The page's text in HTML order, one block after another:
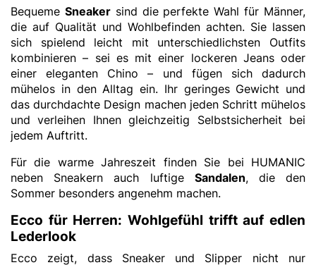
Bequeme Sneakersind die perfekte Wahl für Männer,
die auf Qualität und Wohlbefinden achten. Sie lassen
sich spielend leicht mit unterschiedlichsten Outfits
kombinieren – sei es mit einer lockeren Jeans oder
einer eleganten Chino – und fügen sich dadurch
mühelos in den Alltag ein. Ihr geringes Gewicht und
das durchdachte Design machen jeden Schritt mühelos
und verleihen Ihnen gleichzeitig Selbstsicherheit bei
jedem Auftritt.
Für die warme Jahreszeit finden Sie bei HUMANIC
neben Sneakern auch luftige Sandalen, die den
Sommer besonders angenehm machen.
Ecco für Herren: Wohlgefühl trifft auf edlen
Lederlook
Ecco zeigt, dass Sneaker und Slipper nicht nur